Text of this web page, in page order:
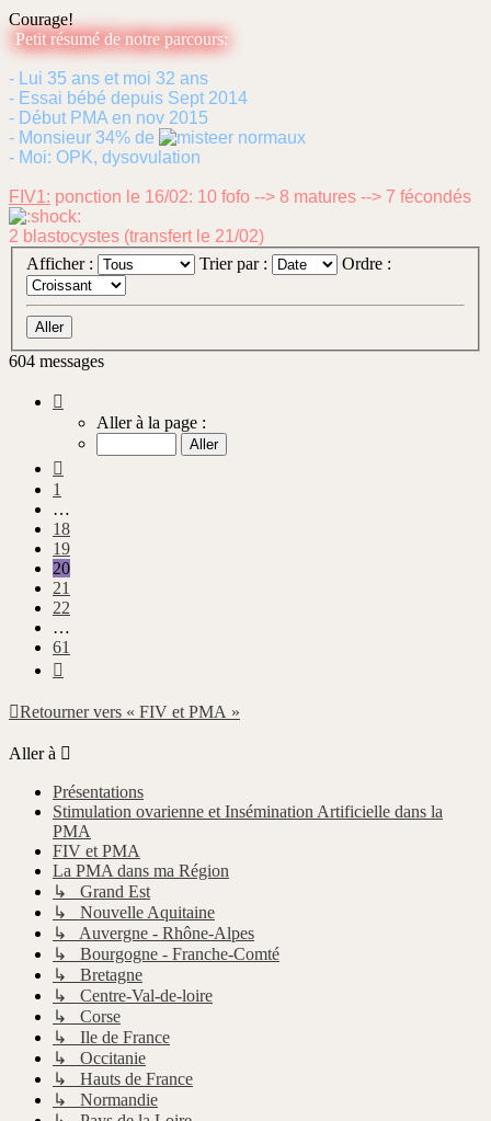
Courage!
Petit résumé de notre parcours:
- Lui 35 ans et moi 32 ans
- Essai bébé depuis Sept 2014
- Début PMA en nov 2015
- Monsieur 34% de
normaux
- Moi: OPK, dysovulation
FIV1: ponction le 16/02: 10 fofo --> 8 matures --> 7 fécondés
2 blastocystes (transfert le 21/02)
Afficher :
Trier par : Ordre :
604 messages
20
sur
Aller à la page :
1
…
18
19
20
21
22
…
61
Retourner vers « FIV et PMA »
Aller à
Présentations
Stimulation ovarienne et Insémination Artificielle dans la
PMA
FIV et PMA
La PMA dans ma Région
↳ Grand Est
↳ Nouvelle Aquitaine
↳ Auvergne - Rhône-Alpes
↳ Bourgogne - Franche-Comté
↳ Bretagne
↳ Centre-Val-de-loire
↳ Corse
↳ Ile de France
↳ Occitanie
↳ Hauts de France
↳ Normandie